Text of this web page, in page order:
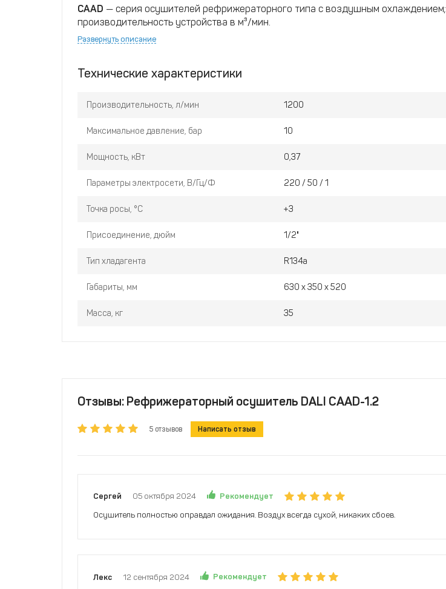
CAAD — серия осушителей рефрижераторного типа с воздушным охлаждением;
производительность устройства в м³/мин.
Развернуть описание
Технические характеристики
Производительность, л/мин 1200
Максимальное давление, бар 10
Мощность, кВт 0,37
Параметры электросети, В/Гц/Ф 220 / 50 / 1
Точка росы, °C +3
Присоединение, дюйм 1/2"
Тип хладагента R134a
Габариты, мм 630 х 350 х 520
Масса, кг 35
Отзывы: Рефрижераторный осушитель DALI CAAD-1.2
5 отзывов Написать отзыв
Сергей 05 октября 2024 Рекомендует
Осушитель полностью оправдал ожидания. Воздух всегда сухой, никаких сбоев.
Лекс 12 сентября 2024 Рекомендует